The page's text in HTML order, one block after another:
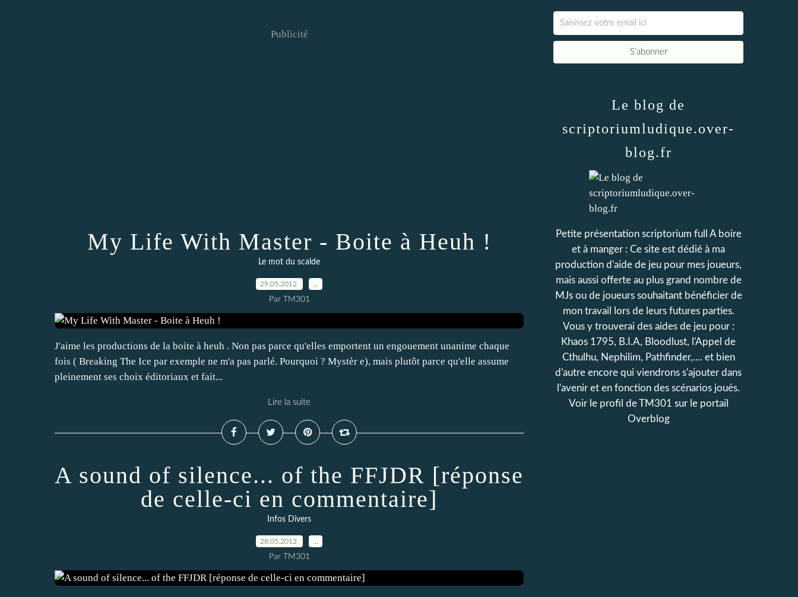
Publicité
My Life With Master - Boite à Heuh !
Le mot du scalde
29.05.2012
Par TM301
J'aime les productions de la boite à heuh . Non pas parce qu'elles emportent un engouement unanime chaque
fois ( Breaking The Ice par exemple ne m'a pas parlé. Pourquoi ? Mystèr e), mais plutôt parce qu'elle assume
pleinement ses choix éditoriaux et fait...
Lire la suite
A sound of silence... of the FFJDR [réponse
de celle-ci en commentaire]
Infos Divers
28.05.2012
Par TM301
Le blog de
scriptoriumludique.over-
blog.fr
Petite présentation scriptorium full A boire
et à manger : Ce site est dédié à ma
production d'aide de jeu pour mes joueurs,
mais aussi offerte au plus grand nombre de
MJs ou de joueurs souhaitant bénéficier de
mon travail lors de leurs futures parties.
Vous y trouverai des aides de jeu pour :
Khaos 1795, B.I.A, Bloodlust, l'Appel de
Cthulhu, Nephilim, Pathfinder,.... et bien
d'autre encore qui viendrons s'ajouter dans
l'avenir et en fonction des scénarios joués.
Voir le profil deTM301 sur le portail
Overblog